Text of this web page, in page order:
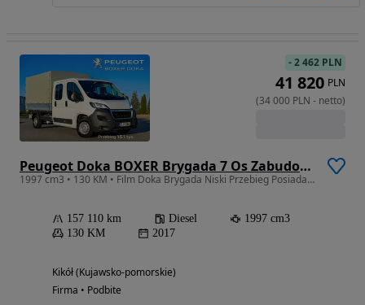
Peugeot Doka BOXER Brygada 7 Os Zabudowa Niski Przebieg Posiadam kilka busów Furgon Doka
1997 cm3 • 130 KM • Film Doka Brygada Niski Przebieg Posiadam Kilka Busów
157 110 km Diesel
1997 cm3
130 KM
2017
Kikół (Kujawsko-pomorskie)
Firma • Podbite
-2 462 PLN
41 820 PLN
(34 000 PLN - netto)